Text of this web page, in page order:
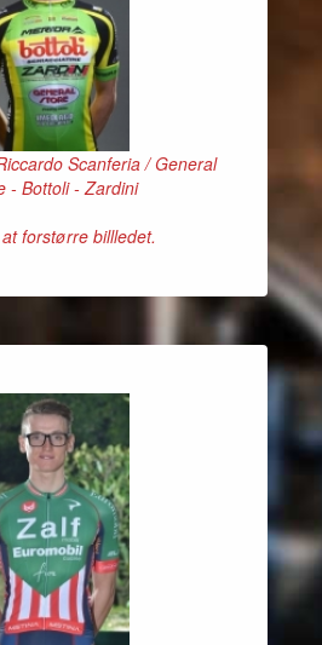
Scanferia / General
- Bottoli - Zardini
forstørre billledet.